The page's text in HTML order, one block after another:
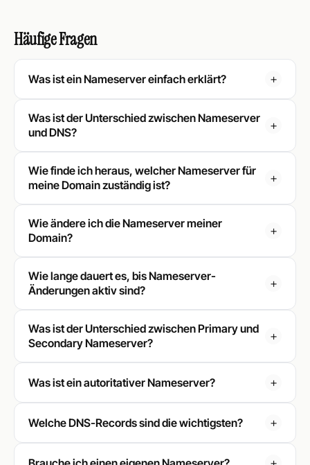
Häufige Fragen
Was ist ein Nameserver einfach erklärt?
Was ist der Unterschied zwischen Nameserver
und DNS?
Wie finde ich heraus, welcher Nameserver für
meine Domain zuständig ist?
Wie ändere ich die Nameserver meiner
Domain?
Wie lange dauert es, bis Nameserver-
Änderungen aktiv sind?
Was ist der Unterschied zwischen Primary und
Secondary Nameserver?
Was ist ein autoritativer Nameserver?
Welche DNS-Records sind die wichtigsten?